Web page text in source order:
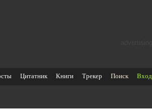
Цитатник Книги Трекер Поиск Вход